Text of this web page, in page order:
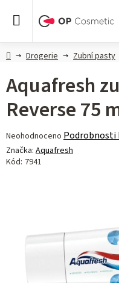
DomůDrogerie Zubní pasty
Aquafresh
Reverse 75
Průměrné
hodnocení
produktu
Neohodnoceno Podrobnosti
Značka: Aquafresh
Kód: 7941